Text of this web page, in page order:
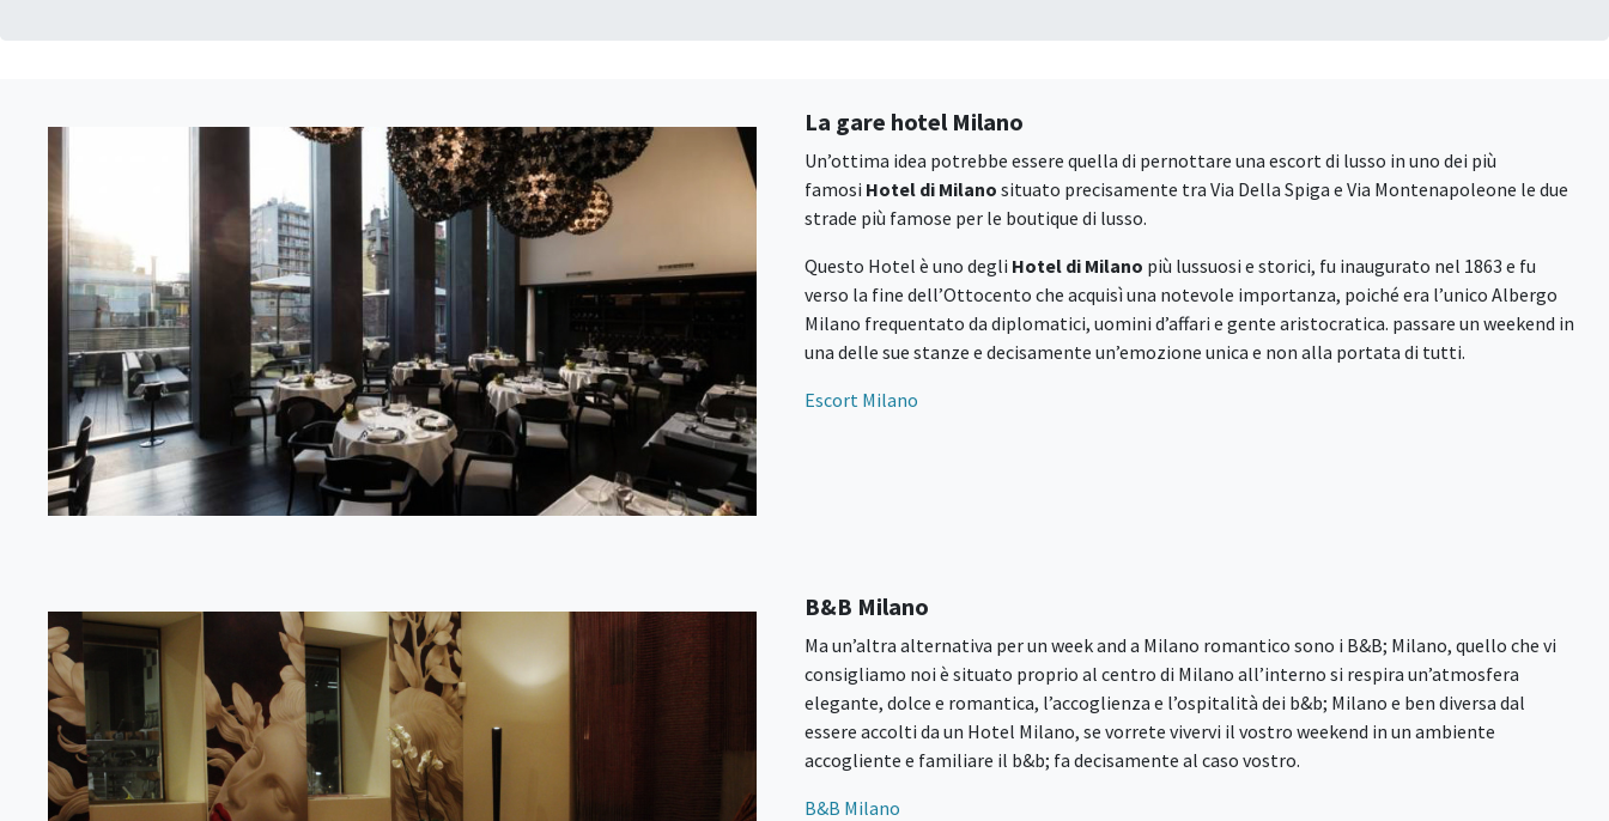
La gare hotel Milano
Un’ottima idea potrebbe essere quella di pernottare una escort di lusso in uno dei più
famosi Hotel di Milano situato precisamente tra Via Della Spiga e Via Montenapoleone le due
strade più famose per le boutique di lusso.
Questo Hotel è uno degli Hotel di Milano più lussuosi e storici, fu inaugurato nel 1863 e fu
verso la fine dell’Ottocento che acquisì una notevole importanza, poiché era l’unico Albergo
Milano frequentato da diplomatici, uomini d’affari e gente aristocratica. passare un weekend in
una delle sue stanze e decisamente un’emozione unica e non alla portata di tutti.
Escort Milano
B&B Milano
Ma un’altra alternativa per un week and a Milano romantico sono i B&B; Milano, quello che vi
consigliamo noi è situato proprio al centro di Milano all’interno si respira un’atmosfera
elegante, dolce e romantica, l’accoglienza e l’ospitalità dei b&b; Milano e ben diversa dal
essere accolti da un Hotel Milano, se vorrete vivervi il vostro weekend in un ambiente
accogliente e familiare il b&b; fa decisamente al caso vostro.
B&B Milano